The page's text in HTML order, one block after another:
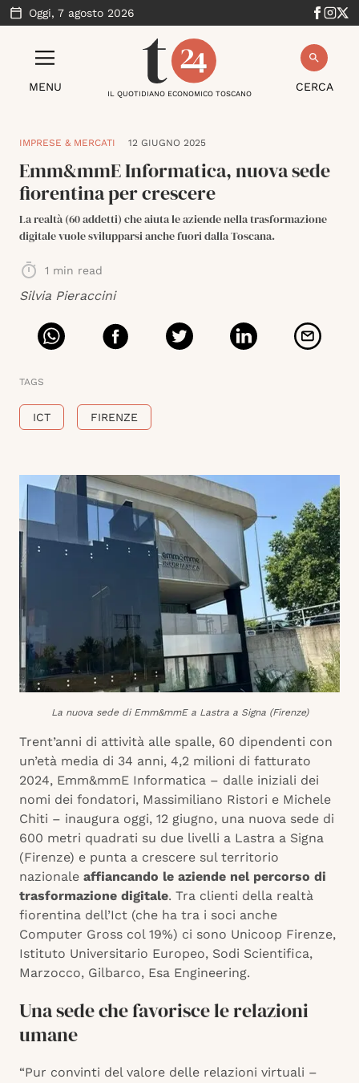
Oggi, 7 agosto 2026
MENU CERCA
IL QUOTIDIANO ECONOMICO TOSCANO
IMPRESE & MERCATI 12 GIUGNO 2025
Emm&mmE Informatica, nuova sede
fiorentina per crescere
La realtà (60 addetti) che aiuta le aziende nella trasformazione
digitale vuole svilupparsi anche fuori dalla Toscana.
1 min read
Silvia Pieraccini
TAGS
ICT FIRENZE
La nuova sede di Emm&mmE a Lastra a Signa (Firenze)
Trent’anni di attività alle spalle, 60 dipendenti con
un’età media di 34 anni, 4,2 milioni di fatturato
2024, Emm&mmE Informatica – dalle iniziali dei
nomi dei fondatori, Massimiliano Ristori e Michele
Chiti – inaugura oggi, 12 giugno, una nuova sede di
600 metri quadrati su due livelli a Lastra a Signa
(Firenze) e punta a crescere sul territorio
nazionale affiancando le aziende nel percorso di
trasformazione digitale. Tra clienti della realtà
fiorentina dell’Ict (che ha tra i soci anche
Computer Gross col 19%) ci sono Unicoop Firenze,
Istituto Universitario Europeo, Sodi Scientifica,
Marzocco, Gilbarco, Esa Engineering.
Una sede che favorisce le relazioni
umane
“Pur convinti del valore delle relazioni virtuali –